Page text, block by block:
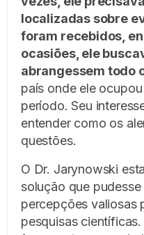
localizadas sobre
foram recebidos,
ocasiões, ele
abrangessem todo
país onde ele
período. Seu
entender como os
questões.
O Dr. Jarynowski
solução que
percepções valiosas
pesquisas